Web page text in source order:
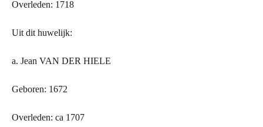
Overleden: 1718
Uit dit huwelijk:
a. Jean VAN DER HIELE
Geboren: 1672
Overleden: ca 1707